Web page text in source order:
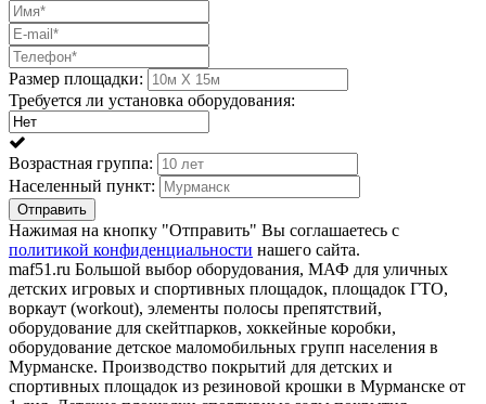
Размер площадки:
Требуется ли установка оборудования:
Возрастная группа:
Населенный пункт:
Отправить
Нажимая на кнопку "Отправить" Вы соглашаетесь с
политикой конфиденциальности нашего сайта.
maf51.ru Большой выбор оборудования, МАФ для уличных
детских игровых и спортивных площадок, площадок ГТО,
воркаут (workout), элементы полосы препятствий,
оборудование для скейтпарков, хоккейные коробки,
оборудование детское маломобильных групп населения в
Мурманске. Производство покрытий для детских и
спортивных площадок из резиновой крошки в Мурманске от